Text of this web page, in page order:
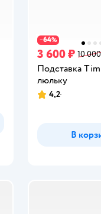
−64%
3 600 ₽ 10
Подставка
люльку
Рейтинг:
4,2
В